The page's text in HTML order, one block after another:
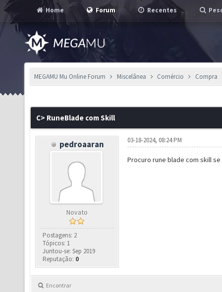
Home Forum Recentes
MEGAMU Mu Online Forum Miscelânea Comércio Compra
C> RuneBlade com Skill
pedroaaran
Novato
Postagens: 2
Tópicos: 1
Juntou-se: Sep 2019
Reputação: 0
03-18-2024, 08:24 PM
Procuro rune blade com skill
Encontrar